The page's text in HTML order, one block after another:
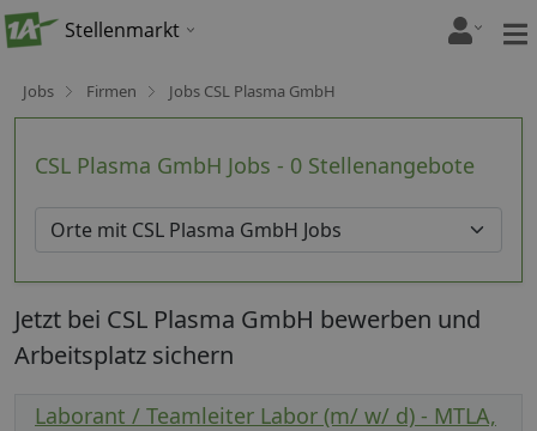
Stellenmarkt
Jobs Firmen Jobs CSL Plasma GmbH
CSL Plasma GmbH Jobs - 0 Stellenangebote
Jetzt bei CSL Plasma GmbH bewerben und
Arbeitsplatz sichern
Laborant / Teamleiter Labor (m/ w/ d) - MTLA,